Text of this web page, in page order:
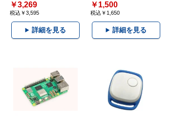
￥3,269
税込￥3,595
詳細を見る
￥1,500
税込￥1,650
詳細を見る